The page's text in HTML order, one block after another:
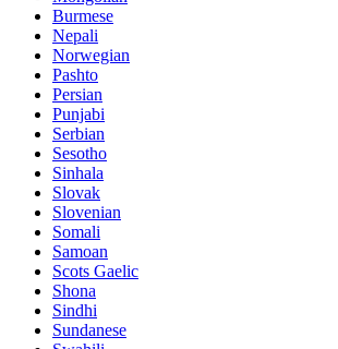
Burmese
Nepali
Norwegian
Pashto
Persian
Punjabi
Serbian
Sesotho
Sinhala
Slovak
Slovenian
Somali
Samoan
Scots Gaelic
Shona
Sindhi
Sundanese